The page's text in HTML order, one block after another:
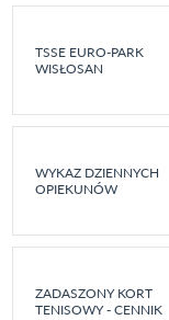
TSSE EURO-PARK
WISŁOSAN
WYKAZ DZIENNYCH
OPIEKUNÓW
ZADASZONY KORT
TENISOWY - CENNIK